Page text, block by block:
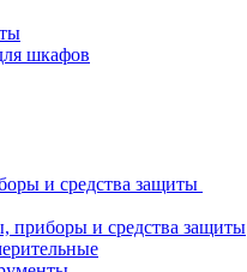
шкафов
и средства защиты
приборы и средства защиты